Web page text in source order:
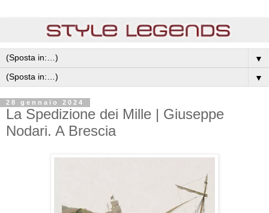
▼
▼
28 gennaio 2024
La Spedizione dei Mille | Giuseppe
Nodari. A Brescia